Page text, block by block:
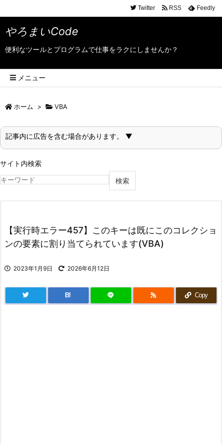
やろまいCode
便利なツールとプログラムで仕事をラクにしませんか？
メニュー
Twitter RSS Feedly
ホーム > VBA
記事内に広告を含む場合があります。 ▼
サイト内検索
検索
【実行時エラー457】このキーは既にこのコレクショ
ンの要素に割り当てられています(VBA)
2023年1月9日 2026年6月12日
B! Copy